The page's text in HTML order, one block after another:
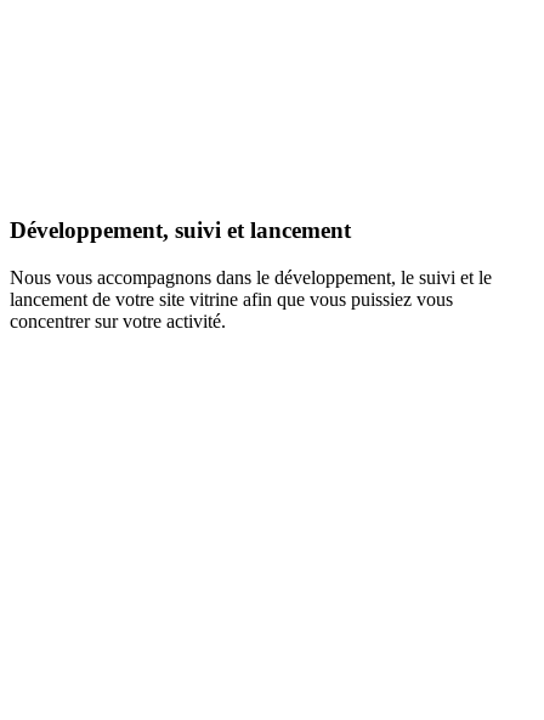
Développement, suivi et lancement
Nous vous accompagnons dans le développement, le suivi et le
lancement de votre site vitrine afin que vous puissiez vous
concentrer sur votre activité.